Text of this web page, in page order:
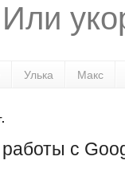
Улька Макс
с